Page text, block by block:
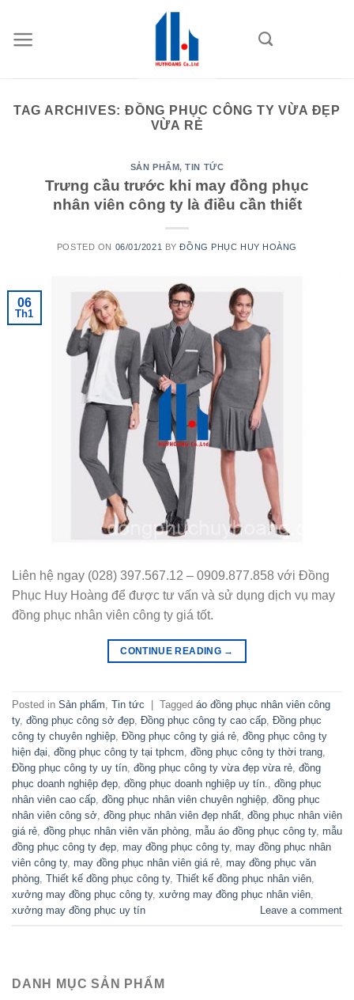
content
TAG ARCHIVES:ĐỒNG PHỤC CÔNG TY VỪA ĐẸP
VỪA RẺ
SẢN PHẨM,TIN TỨC
Trưng cầu trước khi may đồng phục
nhân viên công ty là điều cần thiết
POSTED ON 06/01/2021 BYĐỒNG PHỤC HUY HOÀNG
06
Th1
Liên hệ ngay (028) 397.567.12 – 0909.877.858 với Đồng
Phục Huy Hoàng để được tư vấn và sử dụng dịch vụ may
đồng phục nhân viên công ty giá tốt.
CONTINUE READING →
Posted in Sản phẩm, Tin tức Tagged áo đồng phục nhân viên công
ty, đồng phục công sở đẹp, Đồng phục công ty cao cấp, Đồng phục
công ty chuyên nghiệp, Đồng phục công ty giá rẻ, đồng phục công ty
hiện đại, đồng phục công ty tại tphcm, đồng phục công ty thời trang,
Đồng phục công ty uy tín, đồng phục công ty vừa đẹp vừa rẻ, đồng
phục doanh nghiệp đẹp, đồng phục doanh nghiệp uy tín., đồng phục
nhân viên cao cấp, đồng phục nhân viên chuyên nghiệp, đồng phục
nhân viên công sở, đồng phục nhân viên đẹp nhất, đồng phục nhân viên
giá rẻ, đồng phục nhân viên văn phòng, mẫu áo đồng phục công ty, mẫu
đồng phục công ty đẹp, may đồng phục công ty, may đồng phục nhân
viên công ty, may đồng phục nhân viên giá rẻ, may đồng phục văn
phòng, Thiết kế đồng phục công ty, Thiết kế đồng phục nhân viên,
xưởng may đồng phục công ty, xưởng may đồng phục nhân viên,
xưởng may đồng phục uy tín
Leave a comment
DANH MỤC SẢN PHẨM